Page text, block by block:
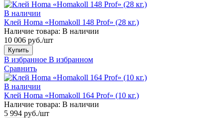
В наличии
Клей Homa «Homakoll 148 Prof» (28 кг.)
Наличие товара: В наличии
10 006 руб./шт
Купить
В избранное В избранном
Сравнить
В наличии
Клей Homa «Homakoll 164 Prof» (10 кг.)
Наличие товара: В наличии
5 994 руб./шт